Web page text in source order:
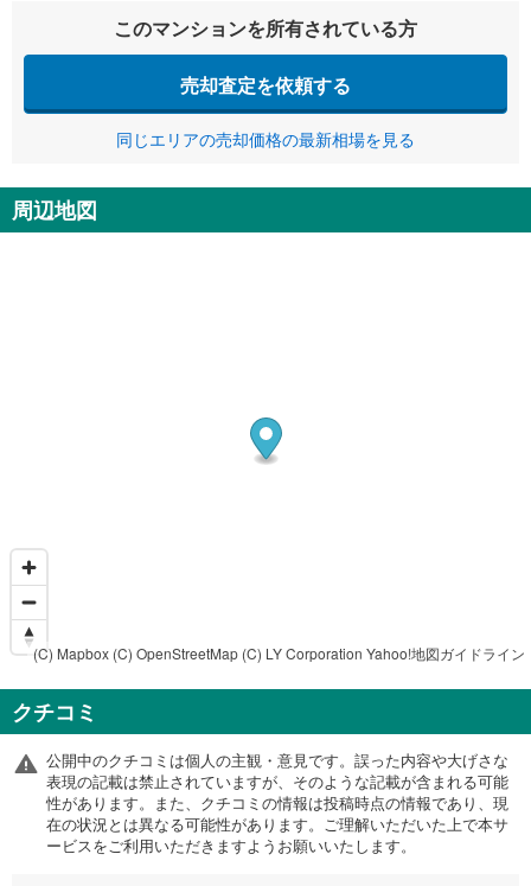
このマンションを所有されている方
売却査定を依頼する
同じエリアの売却価格の最新相場を見る
周辺地図
(C) Mapbox (C) OpenStreetMap (C) LY Corporation Yahoo!地図ガイドライン
クチコミ
公開中のクチコミは個人の主観・意見です。誤った内容や大げさな
表現の記載は禁止されていますが、そのような記載が含まれる可能
性があります。また、クチコミの情報は投稿時点の情報であり、現
在の状況とは異なる可能性があります。ご理解いただいた上で本サ
ービスをご利用いただきますようお願いいたします。